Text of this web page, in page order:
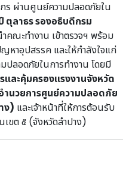
กร ผ่านศูนย์ความปลอดภัยใน
ตุลาธร รองอธิบดีกรม
คณะทำงาน เข้าตรวจฯ พร้อม
หาอุปสรรค และให้กำลังใจแก่
ปลอดภัยในการทำงาน โดยมี
และคุ้มครองแรงงานจังหวัด
ำนวยการศูนย์ความปลอดภัย
ง) และเจ้าหน้าที่ให้การต้อนรับ
ขต ๕ (จังหวัดลำปาง)